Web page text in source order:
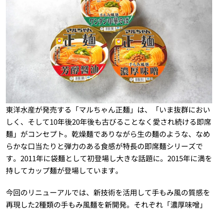
東洋水産が発売する「マルちゃん正麺」は、「いま抜群におい
しく、そして10年後20年後も古びることなく愛され続ける即席
麺」がコンセプト。乾燥麺でありながら生の麺のような、なめ
らかな口当たりと弾力のある食感が特長の即席麺シリーズで
す。2011年に袋麺として初登場し大きな話題に。2015年に満を
持してカップ麺が登場しています。
今回のリニューアルでは、新技術を活用して手もみ風の質感を
再現した2種類の手もみ風麺を新開発。それぞれ「濃厚味噌」